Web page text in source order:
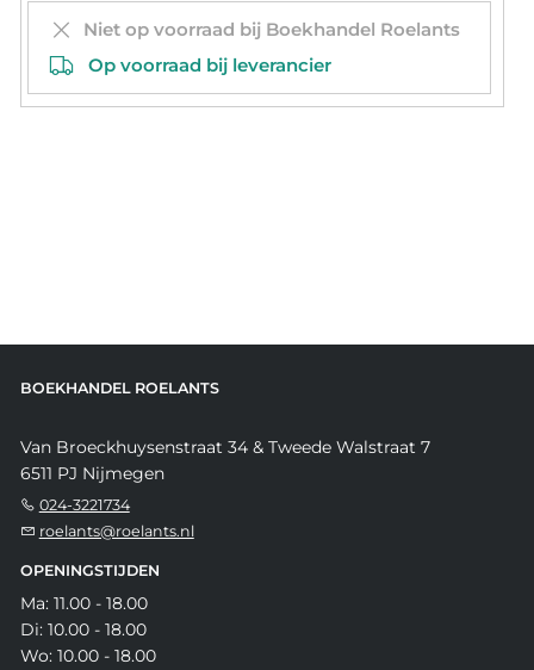
Niet op voorraad bij Boekhandel Roelants
Op voorraad bij leverancier
BOEKHANDEL ROELANTS
Van Broeckhuysenstraat 34 & Tweede Walstraat 7
6511 PJ Nijmegen
024-3221734
roelants@roelants.nl
OPENINGSTIJDEN
Ma: 11.00 - 18.00
Di: 10.00 - 18.00
Wo: 10.00 - 18.00